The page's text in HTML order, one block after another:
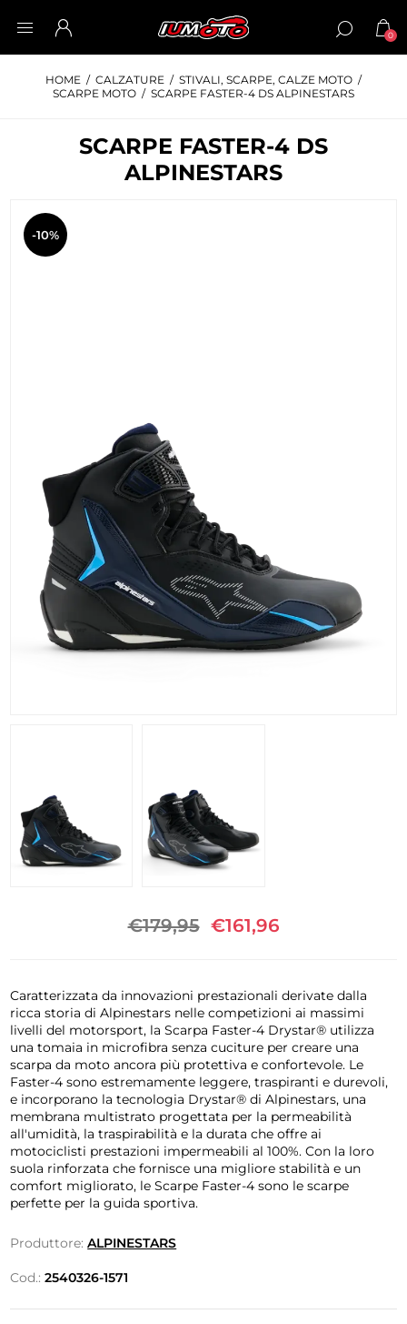
0
HOME / CALZATURE / STIVALI, SCARPE, CALZE MOTO /
SCARPE MOTO / SCARPE FASTER-4 DS ALPINESTARS
SCARPE FASTER-4 DS
ALPINESTARS
-10%
€179,95 €161,96
Caratterizzata da innovazioni prestazionali derivate dalla
ricca storia di Alpinestars nelle competizioni ai massimi
livelli del motorsport, la Scarpa Faster-4 Drystar® utilizza
una tomaia in microfibra senza cuciture per creare una
scarpa da moto ancora più protettiva e confortevole. Le
Faster-4 sono estremamente leggere, traspiranti e durevoli,
e incorporano la tecnologia Drystar® di Alpinestars, una
membrana multistrato progettata per la permeabilità
all'umidità, la traspirabilità e la durata che offre ai
motociclisti prestazioni impermeabili al 100%. Con la loro
suola rinforzata che fornisce una migliore stabilità e un
comfort migliorato, le Scarpe Faster-4 sono le scarpe
perfette per la guida sportiva.
Produttore: ALPINESTARS
Cod.: 2540326-1571